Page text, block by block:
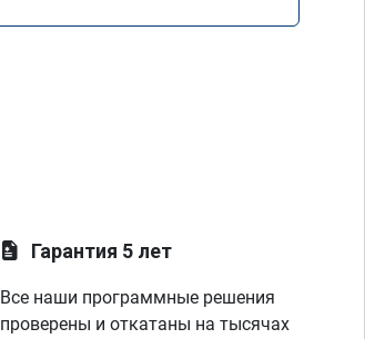
Гарантия 5 лет
Все наши программные решения
проверены и откатаны на тысячах